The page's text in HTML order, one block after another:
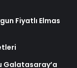
Fiyatlı Elmas
Galatasaray’a